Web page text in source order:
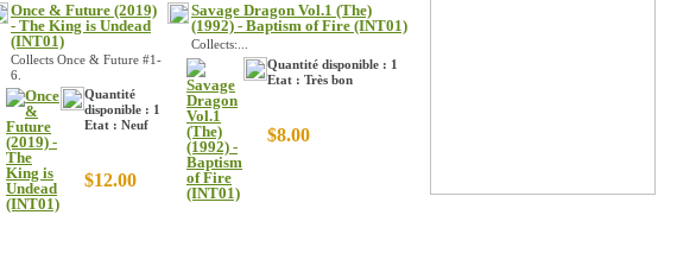
Once & Future (2019)
- The King is Undead
(INT01)
Collects Once & Future #1-
6.
Quantité
disponible : 1
Etat : Neuf
$12.00
Savage Dragon Vol.1 (The)
(1992) - Baptism of Fire (INT01)
Collects:...
Quantité disponible : 1
Etat : Très bon
$8.00